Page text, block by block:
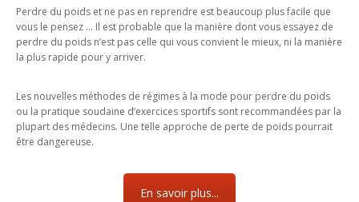
Perdre du poids et ne pas en reprendre est beaucoup plus facile que
vous le pensez … Il est probable que la manière dont vous essayez de
perdre du poids n’est pas celle qui vous convient le mieux, ni la manière
la plus rapide pour y arriver.
Les nouvelles méthodes de régimes à la mode pour perdre du poids
ou la pratique soudaine d’exercices sportifs sont recommandées par la
plupart des médecins. Une telle approche de perte de poids pourrait
être dangereuse.
En savoir plus...